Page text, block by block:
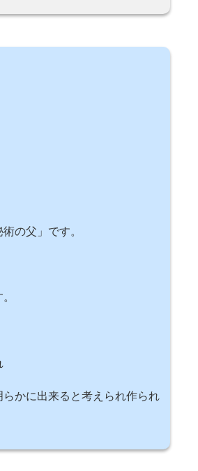
の父」です。
かに出来ると考えられ作られ